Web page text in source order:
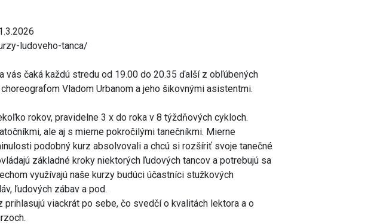
ludoveho-tanca/
vás čaká každú stredu od 19.00 do 20.35 ďalší z obľúbených
Vladom Urbanom a jeho šikovnými asistentmi.
rokov, pravidelne 3 x do roka v 8 týždňových cykloch.
ale aj s mierne pokročilými tanečníkmi. Mierne
podobný kurz absolvovali a chcú si rozšíriť svoje tanečné
základné kroky niektorých ľudových tancov a potrebujú sa
využívajú naše kurzy budúci účastníci stužkových
ľudových zábav a pod.
prihlasujú viackrát po sebe, čo svedčí o kvalitách lektora a o